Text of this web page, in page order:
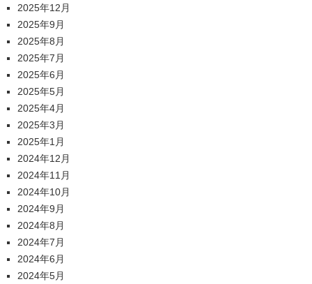
2025年12月
2025年9月
2025年8月
2025年7月
2025年6月
2025年5月
2025年4月
2025年3月
2025年1月
2024年12月
2024年11月
2024年10月
2024年9月
2024年8月
2024年7月
2024年6月
2024年5月